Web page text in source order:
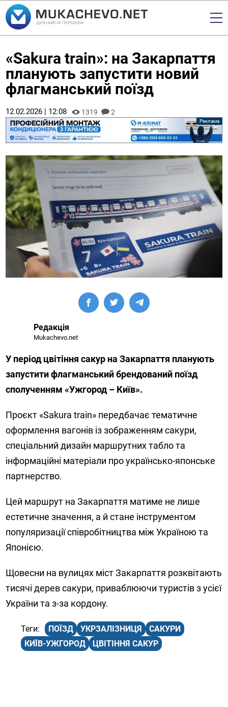
«Sakura train»: на Закарпаття
планують запустити новий
флагманський поїзд
12.02.2026 | 12:08 1319 2
Редакція
Mukachevo.net
У період цвітіння сакур на Закарпаття планують
запустити флагманський брендований поїзд
сполученням «Ужгород – Київ».
Проєкт «Sakura train» передбачає тематичне
оформлення вагонів із зображенням сакури,
спеціальний дизайн маршрутних табло та
інформаційні матеріали про українсько-японське
партнерство.
Цей маршрут на Закарпаття матиме не лише
естетичне значення, а й стане інструментом
популяризації співробітництва між Україною та
Японією.
Щовесни на вулицях міст Закарпаття розквітають
тисячі дерев сакури, приваблюючи туристів з усієї
України та з-за кордону.
ПОЇЗД УКРЗАЛІЗНИЦЯ
САКУРИ
КИЇВ-УЖГОРОД
ЦВІТІННЯ САКУР